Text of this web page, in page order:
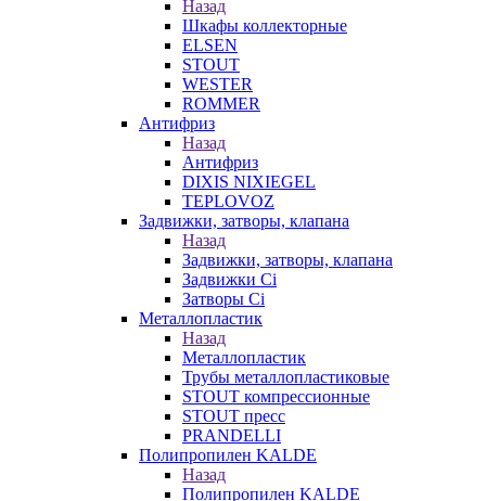
Назад
Шкафы коллекторные
ELSEN
STOUT
WESTER
ROMMER
Антифриз
Назад
Антифриз
DIXIS NIXIEGEL
TEPLOVOZ
Задвижки, затворы, клапана
Назад
Задвижки, затворы, клапана
Задвижки Ci
Затворы Ci
Металлопластик
Назад
Металлопластик
Трубы металлопластиковые
STOUT компрессионные
STOUT пресс
PRANDELLI
Полипропилен KALDE
Назад
Полипропилен KALDE